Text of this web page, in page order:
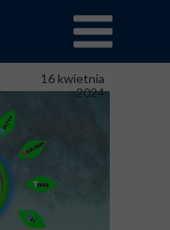
16 kwietnia
2024